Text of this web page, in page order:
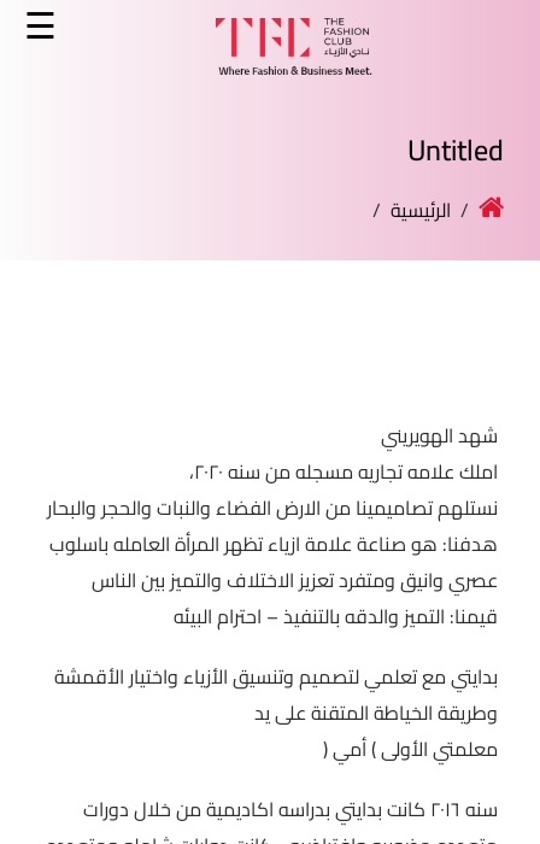
☰
×
الدورات
الخدمات
انضم كمدرب
اتصل بنا
معاً نحو خلق مجتمع مبدع في عالم الأزياء
Untitled
/ الرئيسية /
شهد الهويريني
املك علامه تجاريه مسجله من سنه ٢٠٢٠،
نستلهم تصاميمينا من الارض الفضاء والنبات والحجر والبحار
هدفنا: هو صناعة علامة ازياء تظهر المرأة العامله باسلوب
عصري وانيق ومتفرد تعزيز الاختلاف والتميز بين الناس
قيمنا: التميز والدقه بالتنفيذ – احترام البيئه
بدايتي مع تعلمي لتصميم وتنسيق الأزياء واختيار الأقمشة
وطريقة الخياطة المتقنة على يد
معلمتي الأولى ) أمي (
سنه ٢٠١٦ كانت بدايتي بدراسه اكاديمية من خلال دورات